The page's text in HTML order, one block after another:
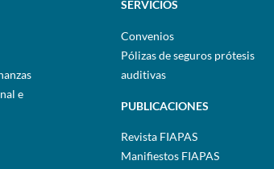
e
SERVICIOS
Convenios
Pólizas de seguros prótesis
auditivas
PUBLICACIONES
Revista FIAPAS
Manifiestos FIAPAS